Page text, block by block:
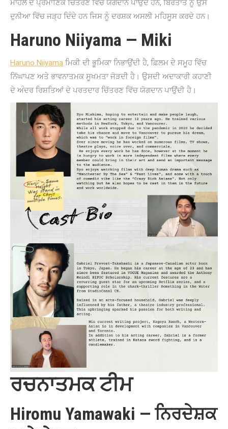
ਮਾਹੌਲ ਦੇ ਪ੍ਰਮਾਣਿਕ ਚਿੱਤਰਣ ਵਿੱਚ ਯੋਗਦਾਨ ਪਾਉਂਦੇ ਹਨ, ਬਿਰਤਾਂਤ ਨੂੰ ਉਸ
ਦੁਨੀਆ ਵਿੱਚ ਜੜ੍ਹ ਦਿੰਦੇ ਹਨ ਜਿਸ ਨੂੰ ਦਰਸ਼ਕ ਅਸਲੀ ਮਹਿਸੂਸ ਕਰਦੇ ਹਨ।
Haruno Niiyama — Miki
Haruno Niiyama ਮਿਕੀ ਦੀ ਭੂਮਿਕਾ ਨਿਭਾਉਂਦੀ ਹੈ, ਫ਼ਿਲਮ ਦੇ ਸਮੂਹ ਵਿੱਚ
ਨਿੱਘਾਪਣ ਅਤੇ ਭਾਵਨਾਤਮਕ ਸੂਖਮਤਾ ਜੋੜਦੀ ਹੈ। ਉਸਦੀ ਅਦਾਕਾਰੀ ਕਹਾਣੀ
ਦੇ ਅੰਦਰ ਰਿਸ਼ਤਿਆਂ ਦੇ ਪਰਤਦਾਰ ਚਿੱਤਰਣ ਵਿੱਚ ਯੋਗਦਾਨ ਪਾਉਂਦੀ ਹੈ।
ਰਚਨਾਤਮਕ ਟੀਮ
Hiromu Yamawaki — ਨਿਰਦੇਸ਼ਕ